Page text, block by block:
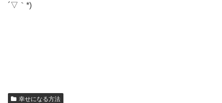
´▽｀*)
幸せになる方法